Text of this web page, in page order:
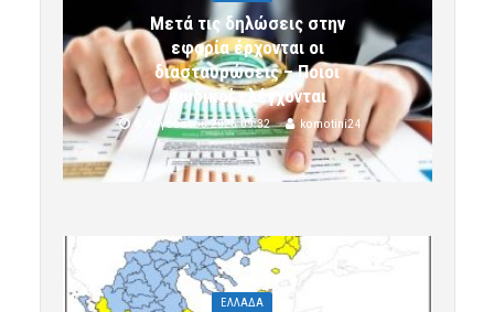
Μετά τις δηλώσεις στην
εφορία έρχονται οι
διασταυρώσεις – Ποιοι
κωδικοί ελέγχονται
5 Αυγούστου 2026 09:32 komotini24
ΕΛΛΑΔΑ